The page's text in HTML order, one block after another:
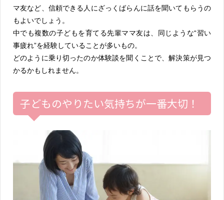
マ友など、信頼できる人にざっくばらんに話を聞いてもらうの
もよいでしょう。
中でも複数の子どもを育てる先輩ママ友は、同じような“習い
事疲れ”を経験していることが多いもの。
どのように乗り切ったのか体験談を聞くことで、解決策が見つ
かるかもしれません。
子どものやりたい気持ちが一番大切！